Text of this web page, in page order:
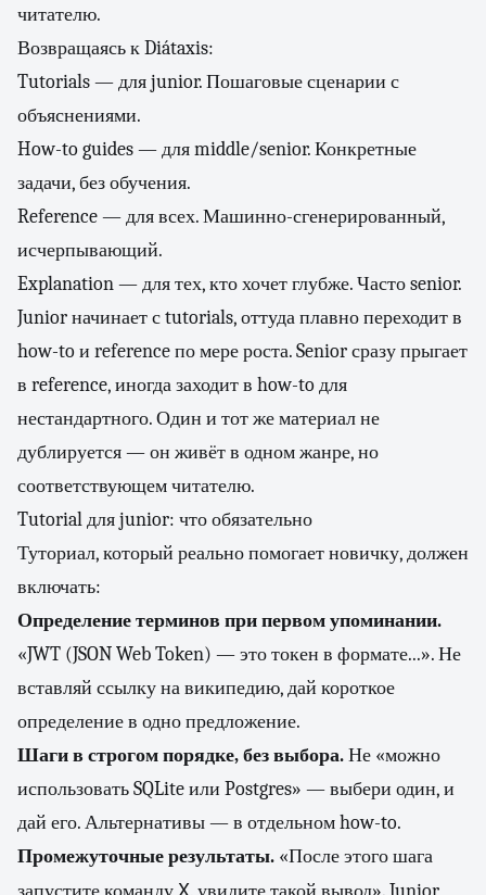
читателю.
Возвращаясь к Diátaxis:
Tutorials — для junior. Пошаговые сценарии с
объяснениями.
How-to guides — для middle/senior. Конкретные
задачи, без обучения.
Reference — для всех. Машинно-сгенерированный,
исчерпывающий.
Explanation — для тех, кто хочет глубже. Часто senior.
Junior начинает с tutorials, оттуда плавно переходит в
how-to и reference по мере роста. Senior сразу прыгает
в reference, иногда заходит в how-to для
нестандартного. Один и тот же материал не
дублируется — он живёт в одном жанре, но
соответствующем читателю.
Tutorial для junior: что обязательно
Туториал, который реально помогает новичку, должен
включать:
Определение терминов при первом упоминании.
«JWT (JSON Web Token) — это токен в формате...». Не
вставляй ссылку на википедию, дай короткое
определение в одно предложение.
Шаги в строгом порядке, без выбора.Не «можно
использовать SQLite или Postgres» — выбери один, и
дай его. Альтернативы — в отдельном how-to.
Промежуточные результаты. «После этого шага
X